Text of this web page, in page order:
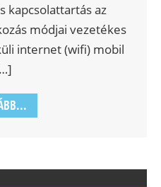
kapcsolattartás az
módjai vezetékes
internet (wifi) mobil